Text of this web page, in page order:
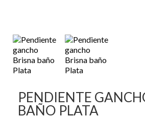
PENDIENTE
BAÑO PLATA